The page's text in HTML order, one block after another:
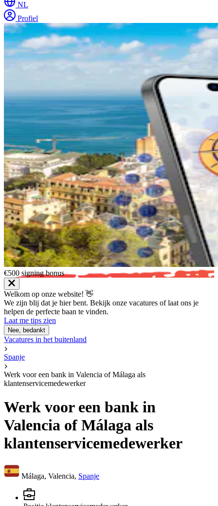
NL
Profiel
€500 signing bonus
Welkom op onze website! 👋
We zijn blij dat je hier bent. Bekijk onze vacatures of laat ons je
helpen de perfecte baan te vinden.
Laat me tips zien
Nee, bedankt
Vacatures in het buitenland
Spanje
Werk voor een bank in Valencia of Málaga als
klantenservicemedewerker
Werk voor een bank in
Valencia of Málaga als
klantenservicemedewerker
Málaga, Valencia, Spanje